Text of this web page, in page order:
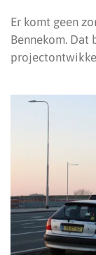
Er komt geen
Bennekom.